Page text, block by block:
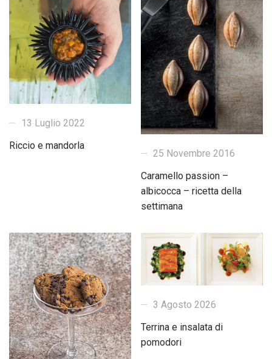
13 Luglio 2022
Riccio e mandorla
25 Novembre 2016
Caramello passion –
albicocca – ricetta della
settimana
3 Agosto 2026
Terrina e insalata di
pomodori